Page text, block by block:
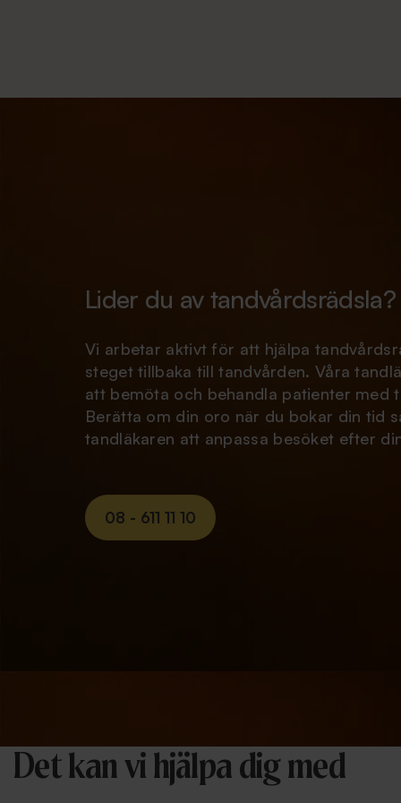
Träffa våra nöjda patienter
Hos oss på Aqua Dental är du som
Vi tycker att din åsikt är oerhört viktig.
vad andra patienter tycker om oss.
Det kan vi hjälpa dig med